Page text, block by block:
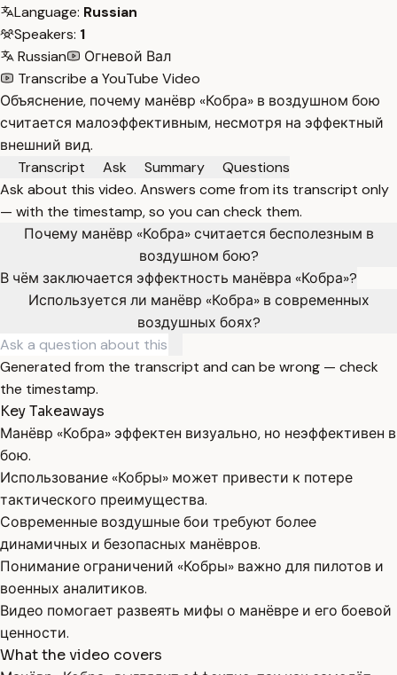
Language: Russian
Speakers: 1
Russian
Огневой Вал
Transcribe a YouTube Video
Объяснение, почему манёвр «Кобра» в воздушном бою
считается малоэффективным, несмотря на эффектный
внешний вид.
Transcript
Ask Summary
Questions
Ask about this video. Answers come from its transcript only
— with the timestamp, so you can check them.
Почему манёвр «Кобра» считается бесполезным в
воздушном бою?
В чём заключается эффектность манёвра «Кобра»?
Используется ли манёвр «Кобра» в современных
воздушных боях?
Generated from the transcript and can be wrong — check
the timestamp.
Key Takeaways
Манёвр «Кобра» эффектен визуально, но неэффективен в
бою.
Использование «Кобры» может привести к потере
тактического преимущества.
Современные воздушные бои требуют более
динамичных и безопасных манёвров.
Понимание ограничений «Кобры» важно для пилотов и
военных аналитиков.
Видео помогает развеять мифы о манёвре и его боевой
ценности.
What the video covers